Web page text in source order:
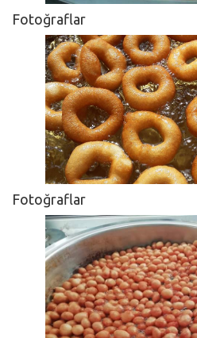
Fotoğraflar
Fotoğraflar